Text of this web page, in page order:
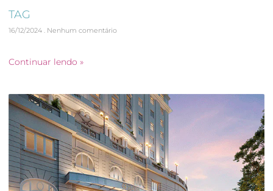
TAG
16/12/2024 Nenhum comentário
Continuar lendo »